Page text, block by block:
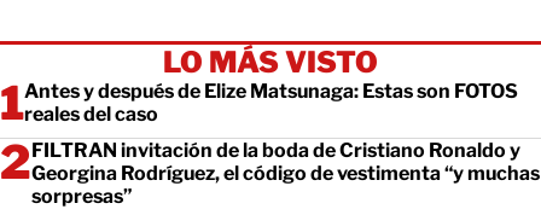
LO MÁS VISTO
Antes y después de Elize Matsunaga: Estas son FOTOS
reales del caso
FILTRAN invitación de la boda de Cristiano Ronaldo y
Georgina Rodríguez, el código de vestimenta “y muchas
sorpresas”